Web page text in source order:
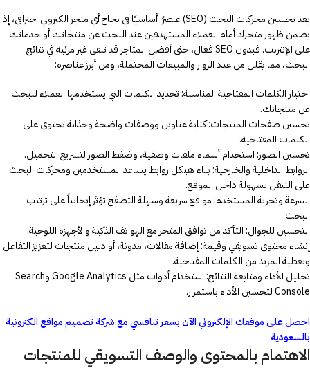
يعد تحسين محركات البحث (SEO) عنصرًا أساسيًا في نجاح أي متجر الكتروني احترافي، إذ
يضمن ظهور متجرك أمام العملاء المستهدفين عند البحث عن منتجاتك أو خدماتك
على الإنترنت. فبدون SEO فعال، حتى أفضل المتاجر قد تبقى غير مرئية في نتائج
البحث، مما يقلل من عدد الزوار والمبيعات المحتملة، ومن أبرز عناصره:
اختيار الكلمات المفتاحية المناسبة: تحديد الكلمات التي يستخدمها العملاء للبحث
عن منتجاتك.
تحسين صفحات المنتجات: كتابة عناوين ووصفات واضحة وجذابة تحتوي على
الكلمات المفتاحية.
تحسين الصور: استخدام أسماء ملفات وصفية، وضغط الصور لتسريع التحميل.
الروابط الداخلية والخارجية: بناء هيكل روابط يساعد المستخدمين ومحركات البحث
على التنقل بسهولة داخل الموقع.
السرعة وتجربة المستخدم: مواقع سريعة وسهلة التصفح تؤثر إيجابياً على ترتيب
البحث.
التحسين للجوال: التأكد من توافق المتجر مع الهواتف الذكية والأجهزة اللوحية.
إنشاء محتوى تسويقي وقيمة: إضافة مقالات، مدونة، أو دليل منتجات لتعزيز التفاعل
وتغطية المزيد من الكلمات المفتاحية.
تحليل الأداء ومتابعة النتائج: استخدام أدوات مثل Google Analytics وSearch
Console لتحسين الأداء باستمرار.
احصل على موقعك الإلكتروني الآن بسعر تنافسي مع شركة تصميم مواقع الكترونية
بالسعودية
الاهتمام بالمحتوى والوصف التسويقي للمنتجات